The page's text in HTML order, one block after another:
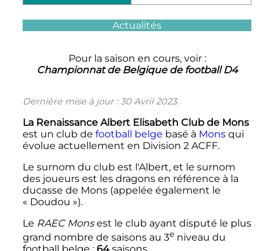
Actualités
Pour la saison en cours, voir :
Championnat de Belgique de football D4
Dernière mise à jour : 30 Avril 2023.
La Renaissance Albert Elisabeth Club de Mons
est un club de football belge basé à Monsqui
évolue actuellement en Division 2 ACFF.
Le surnom du club est l'Albert, et le surnom
des joueurs est les dragons en référence à la
ducasse de Mons (appelée également le
« Doudou »).
Le RAEC Monsest le club ayant disputé le plus
grand nombre de saisons au 3e niveau du